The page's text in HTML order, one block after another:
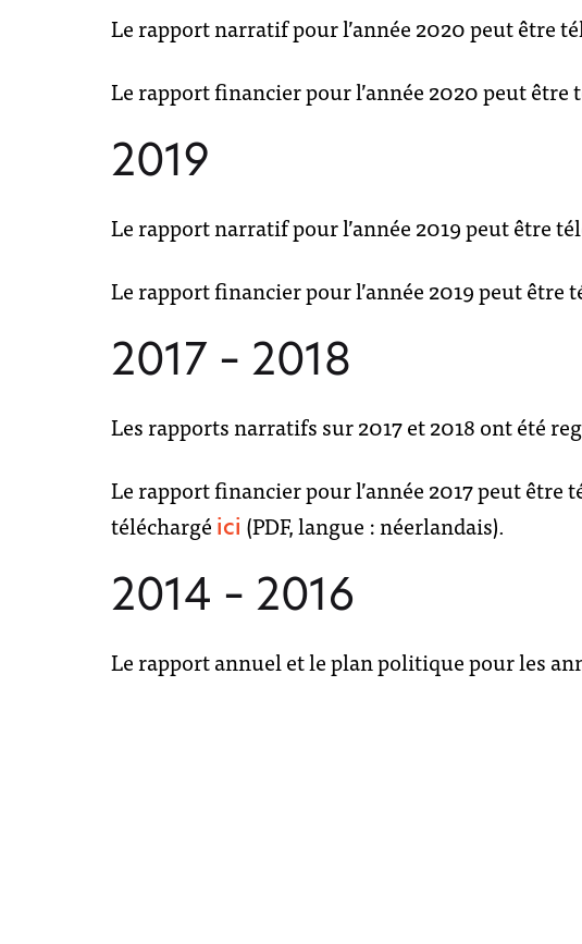
Le rapport narratif pour l’année 2020 peut être
Le rapport financier pour l’année 2020 peut être
2019
Le rapport narratif pour l’année 2019 peut être
Le rapport financier pour l’année 2019 peut être
2017 – 2018
Les rapports narratifs sur 2017 et 2018 ont été
Le rapport financier pour l’année 2017 peut être
téléchargé ici (PDF, langue : néerlandais).
2014 – 2016
Le rapport annuel et le plan politique pour les